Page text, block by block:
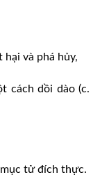
hại và phá hủy,
cách dồi dào (c.
tử đích thực.